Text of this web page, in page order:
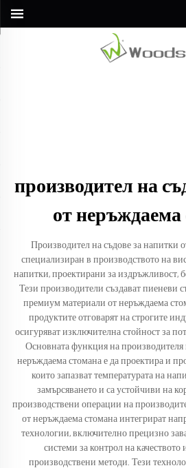
производител на
от неръждаема
Производител на съдове за напитки
специализиран в производството на
напитки, проектирани за издръжливост,
Тези производители създават пиеневи
премиум материали от неръждаема
продуктите отговарят на строгите
осигуряват изключителна стойност за
Основната функция на производителя
неръждаема стомана е да проектира и
които запазват температурата на
замърсяването и са устойчиви на
производствени операции на
от неръждаема стомана интегрират
технологии, включително прецизно
системи за контрол на качеството
производствени методи. Тези